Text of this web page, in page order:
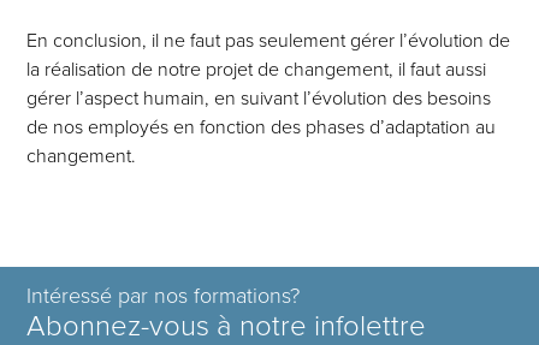
En conclusion, il ne faut pas seulement gérer l’évolution de
la réalisation de notre projet de changement, il faut aussi
gérer l’aspect humain, en suivant l’évolution des besoins
de nos employés en fonction des phases d’adaptation au
changement.
Intéressé par nos formations?
Abonnez-vous à notre infolettre